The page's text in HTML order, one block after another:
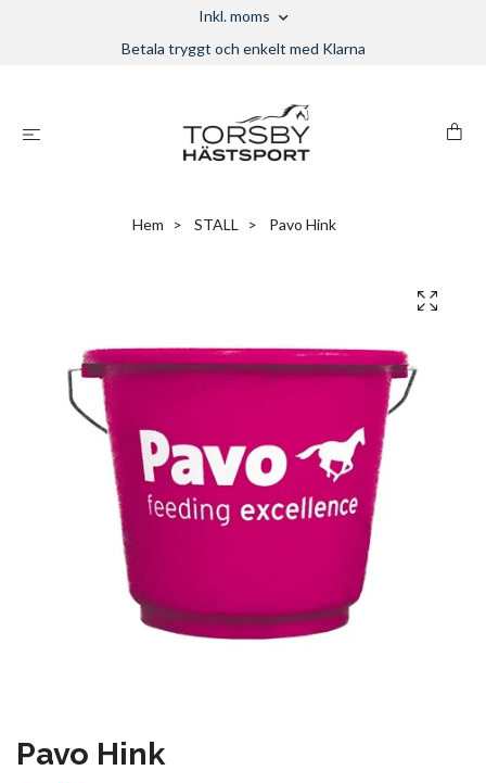
Inkl. moms
Betala tryggt och enkelt med Klarna
Hem STALL Pavo Hink
Pavo Hink